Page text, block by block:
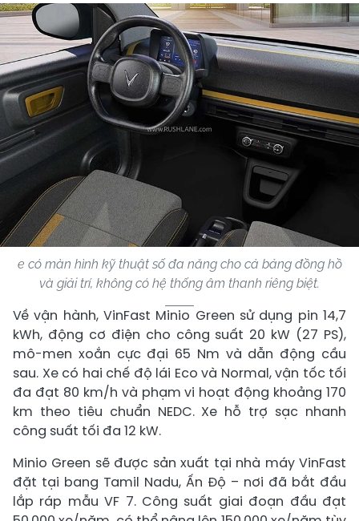
e có màn hình kỹ thuật số đa năng cho cả bảng đồng hồ
và giải trí, không có hệ thống âm thanh riêng biệt.
Về vận hành, VinFast Minio Green sử dụng pin 14,7
kWh, động cơ điện cho công suất 20 kW (27 PS),
mô-men xoắn cực đại 65 Nm và dẫn động cầu
sau. Xe có hai chế độ lái Eco và Normal, vận tốc tối
đa đạt 80 km/h và phạm vi hoạt động khoảng 170
km theo tiêu chuẩn NEDC. Xe hỗ trợ sạc nhanh
công suất tối đa 12 kW.
Minio Green sẽ được sản xuất tại nhà máy VinFast
đặt tại bang Tamil Nadu, Ấn Độ – nơi đã bắt đầu
lắp ráp mẫu VF 7. Công suất giai đoạn đầu đạt